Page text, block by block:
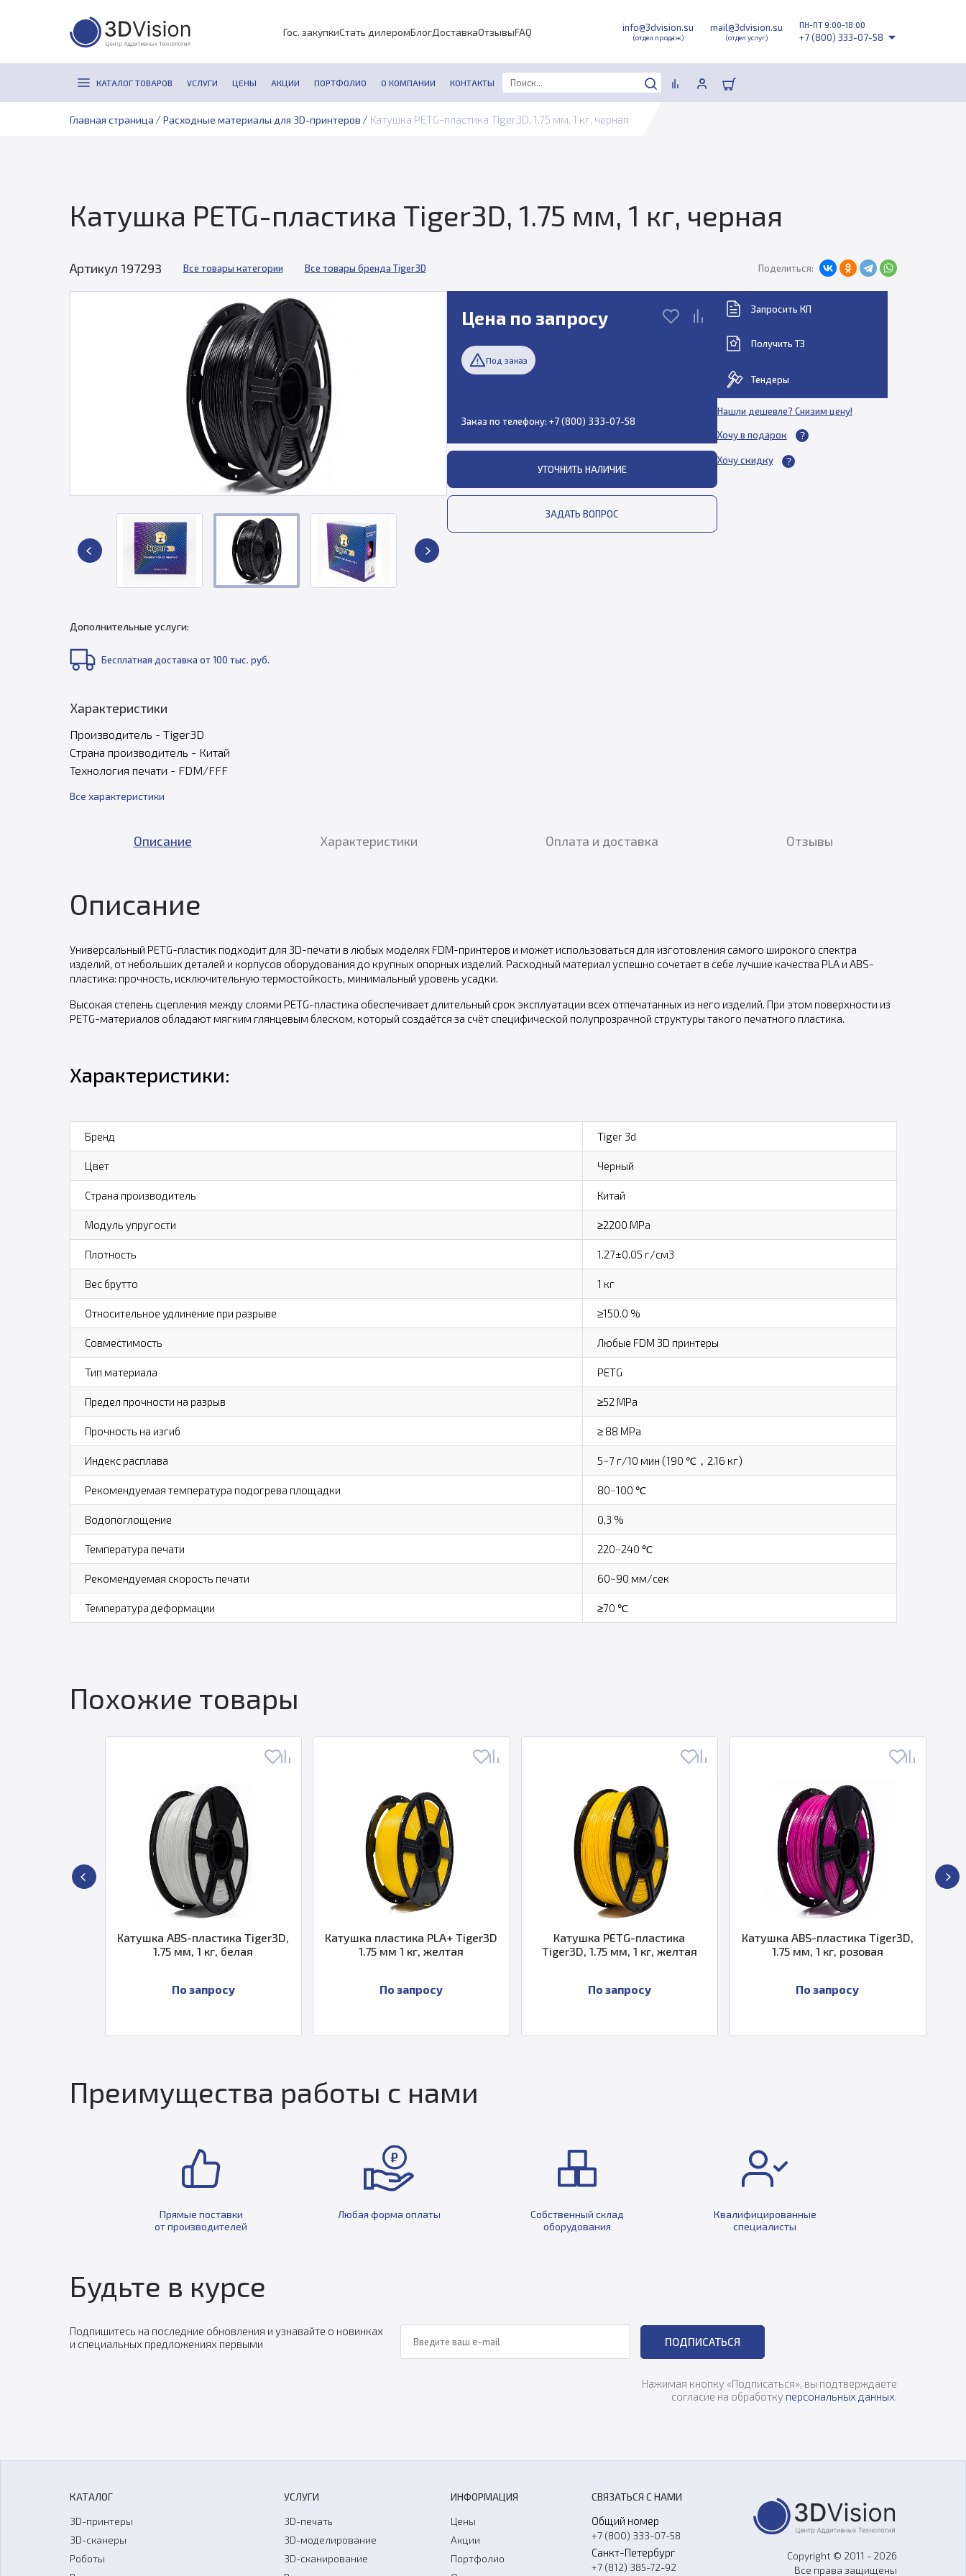
Гос. закупкиСтать дилеромБлогДоставкаОтзывыFAQ info@3dvision.su
(отдел продаж)
mail@3dvision.su
(отдел услуг)
ПН-ПТ 9:00-18:00
+7 (800) 333-07-58
КАТАЛОГ ТОВАРОВ УСЛУГИ ЦЕНЫ АКЦИИ ПОРТФОЛИО О КОМПАНИИ КОНТАКТЫ
Главная страница / Расходные материалы для 3D-принтеров / Катушка PETG-пластика Tiger3D, 1.75 мм, 1 кг, черная
Катушка PETG-пластика Tiger3D, 1.75 мм, 1 кг, черная
Артикул 197293 Все товары категории Все товары бренда Tiger3D Поделиться:
Цена по запросу
Под заказ
Заказ по телефону: +7 (800) 333-07-58
УТОЧНИТЬ НАЛИЧИЕ
ЗАДАТЬ ВОПРОС
Запросить КП
Получить ТЗ
Тендеры
Нашли дешевле? Снизим цену!
Хочу в подарок
Хочу скидку
Дополнительные услуги:
Бесплатная доставка от 100 тыс. руб.
Характеристики
Производитель - Tiger3D
Страна производитель - Китай
Технология печати - FDM/FFF
Все характеристики
Описание Характеристики Оплата и доставка Отзывы
Описание
Универсальный PETG-пластик подходит для 3D-печати в любых моделях FDM-принтеров и может использоваться для изготовления самого широкого спектра
изделий, от небольших деталей и корпусов оборудования до крупных опорных изделий. Расходный материал успешно сочетает в себе лучшие качества PLA и ABS-
пластика: прочность, исключительную термостойкость, минимальный уровень усадки.
Высокая степень сцепления между слоями PETG-пластика обеспечивает длительный срок эксплуатации всех отпечатанных из него изделий. При этом поверхности из
PETG-материалов обладают мягким глянцевым блеском, который создаётся за счёт специфической полупрозрачной структуры такого печатного пластика.
Характеристики:
Бренд Tiger 3d
Цвет Черный
Страна производитель Китай
Модуль упругости ≥2200 MPa
Плотность 1.27±0.05 г/см3
Вес брутто 1 кг
Относительное удлинение при разрыве ≥150.0 %
Совместимость Любые FDM 3D принтеры
Тип материала PETG
Предел прочности на разрыв ≥52 MPa
Прочность на изгиб ≥ 88 MPa
Индекс расплава 5~7 г/10 мин (190 ℃，2.16 кг)
Рекомендуемая температура подогрева площадки 80~100 ℃
Водопоглощение 0,3 %
Температура печати 220~240 ℃
Рекомендуемая скорость печати 60~90 мм/сек
Температура деформации ≥70 ℃
Похожие товары
Катушка ABS-пластика Tiger3D,
1.75 мм, 1 кг, белая
По запросу
Катушка пластика PLA+ Tiger3D
1.75 мм 1 кг, желтая
По запросу
Катушка PETG-пластика
Tiger3D, 1.75 мм, 1 кг, желтая
По запросу
Катушка ABS-пластика Tiger3D,
1.75 мм, 1 кг, розовая
По запросу
Катушка
Преимущества работы с нами
Прямые поставки
от производителей
Любая форма оплаты
Собственный склад
оборудования
Квалифицированные
специалисты
Будьте в курсе
Подпишитесь на последние обновления и узнавайте о новинках
и специальных предложениях первыми
ПОДПИСАТЬСЯ
Нажимая кнопку «Подписаться», вы подтверждаете
согласие на обработку персональных данных.
КАТАЛОГ
3D-принтеры
3D-сканеры
Роботы
УСЛУГИ
3D-печать
3D-моделирование
3D-сканирование
ИНФОРМАЦИЯ
Цены
Акции
Портфолио
СВЯЗАТЬСЯ С НАМИ
Общий номер
+7 (800) 333-07-58
Санкт-Петербург
+7 (812) 385-72-92
Copyright © 2011 - 2026
Все права защищены